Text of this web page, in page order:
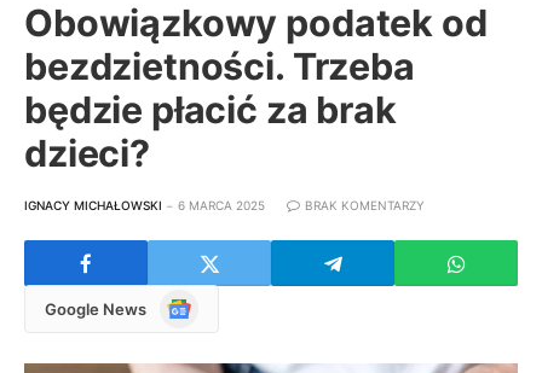
Obowiązkowy podatek od
bezdzietności. Trzeba
będzie płacić za brak
dzieci?
IGNACY MICHAŁOWSKI 6 MARCA 2025 BRAK KOMENTARZY
Google News
Google